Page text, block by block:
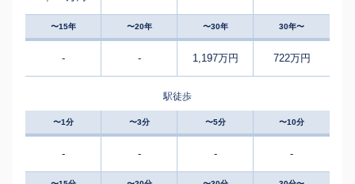
〜15年 〜20年 〜30年 30年〜
- - 1,197万円 722万円
駅徒歩
〜1分 〜3分 〜5分 〜10分
- - - -